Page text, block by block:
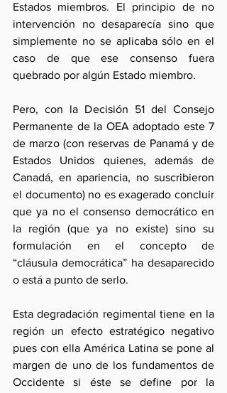
Estados miembros. El principio de no
intervención no desaparecía sino que
simplemente no se aplicaba sólo en el
caso de que ese consenso fuera
quebrado por algún Estado miembro.
Pero, con la Decisión 51 del Consejo
Permanente de la OEA adoptado este 7
de marzo (con reservas de Panamá y de
Estados Unidos quienes, además de
Canadá, en apariencia, no suscribieron
el documento) no es exagerado concluir
que ya no el consenso democrático en
la región (que ya no existe) sino su
formulación en el concepto de
“cláusula democrática” ha desaparecido
o está a punto de serlo.
Esta degradación regimental tiene en la
región un efecto estratégico negativo
pues con ella América Latina se pone al
margen de uno de los fundamentos de
Occidente si éste se define por la